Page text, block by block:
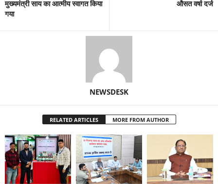
मुख्यमंत्री साय का आत्मीय स्वागत किया
गया
औसत वर्षा दर्ज
NEWSDESK
RELATED ARTICLES MORE FROM AUTHOR